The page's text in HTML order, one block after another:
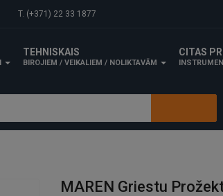
T. (+371) 22 33 1877
TEHNISKAIS
BIROJIEM / VEIKALIEM / NOLIKTAVĀM
CITAS
MAREN Griestu